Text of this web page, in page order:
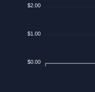
$2.00
$1.00
$0.00